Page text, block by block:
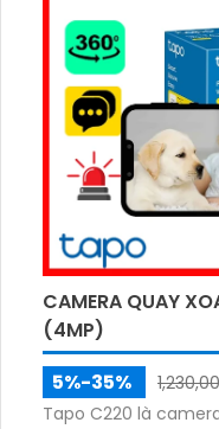
mọi lúc, mọi nơi.
CAMERA QUAY
(4MP)
5%-35%
Tapo C220 là